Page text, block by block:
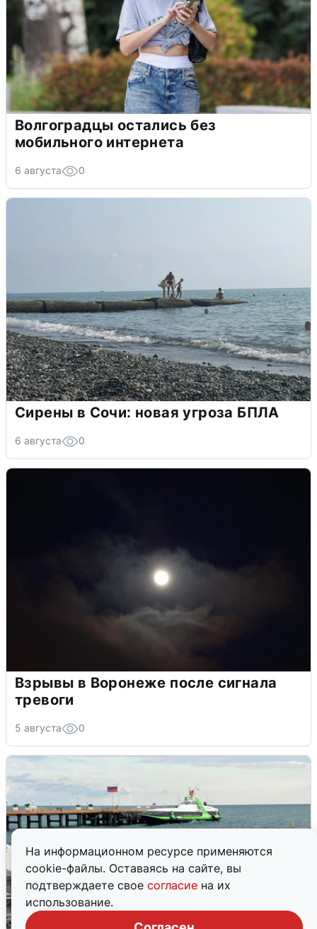
На информационном ресурсе применяются
cookie-файлы. Оставаясь на сайте, вы
подтверждаете свое согласие на их
использование.
Волгоградцы остались без
мобильного интернета
6 августа 0
Сирены в Сочи: новая угроза БПЛА
6 августа 0
Взрывы в Воронеже после сигнала
тревоги
5 августа 0